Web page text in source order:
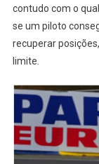
contudo com o
se um piloto
recuperar
limite.